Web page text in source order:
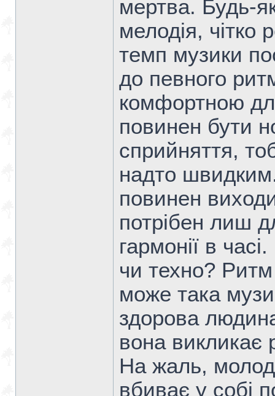
мертва. Будь-
мелодія, чітко
темп музики
до певного
комфортною
повинен бути
сприйняття,
надто
повинен
потрібен лиш
гармонії в
чи техно?
може така
здорова
вона викликає
На жаль,
вбиває у собі